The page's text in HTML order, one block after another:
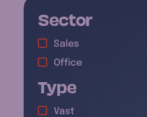
Sales
Office
Sector
Vast
Type